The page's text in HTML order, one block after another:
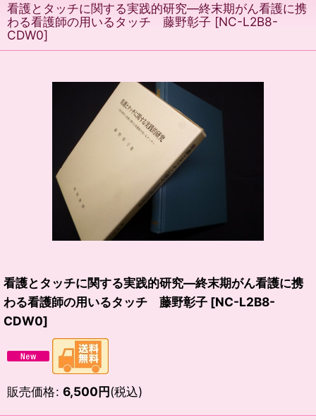
看護とタッチに関する実践的研究―終末期がん看護に携
わる看護師の用いるタッチ 藤野彰子 [NC-L2B8-
CDW0]
看護とタッチに関する実践的研究―終末期がん看護に携
わる看護師の用いるタッチ 藤野彰子 [NC-L2B8-
CDW0]
販売価格: 6,500円(税込)